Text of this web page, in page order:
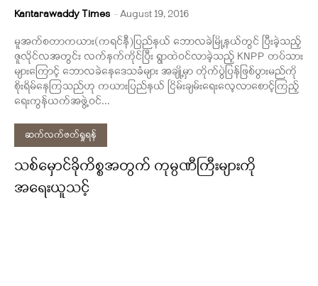
Kantarawaddy Times -August 19, 2016
မူအက်စတာကယား(ကရင်နီ)ပြည်နယ် ဘောလခဲမြို့နယ်တွင် ပြီးခဲ့သည့်
ဇူလိုင်လအတွင်း လက်နက်ကိုင်ပြီး ရွာထဲဝင်လာခဲ့သည့် KNPP တပ်သား
များကြောင့် ဘောလခဲနေဒေသခံများ အချို့မှာ တိုက်ပွဲပြန်ဖြစ်ပွားမည်ကို
စိုးရိမ်နေကြသည်ဟု ကယားပြည်နယ် ငြိမ်းချမ်းရေးလေ့လာစောင့်ကြည့်
ရေးကွန်ယက်အဖွဲ့ဝင်...
ဆက်လက်ဖတ်ရှုရန်
သစ်မှောင်ခိုကိစ္စအတွက် ကုမ္ပဏီကြီးများကို
အရေးယူသင့်